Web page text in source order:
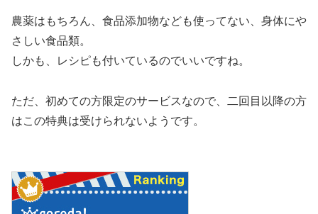
農薬はもちろん、食品添加物なども使ってない、身体にや
さしい食品類。
しかも、レシピも付いているのでいいですね。
ただ、初めての方限定のサービスなので、二回目以降の方
はこの特典は受けられないようです。